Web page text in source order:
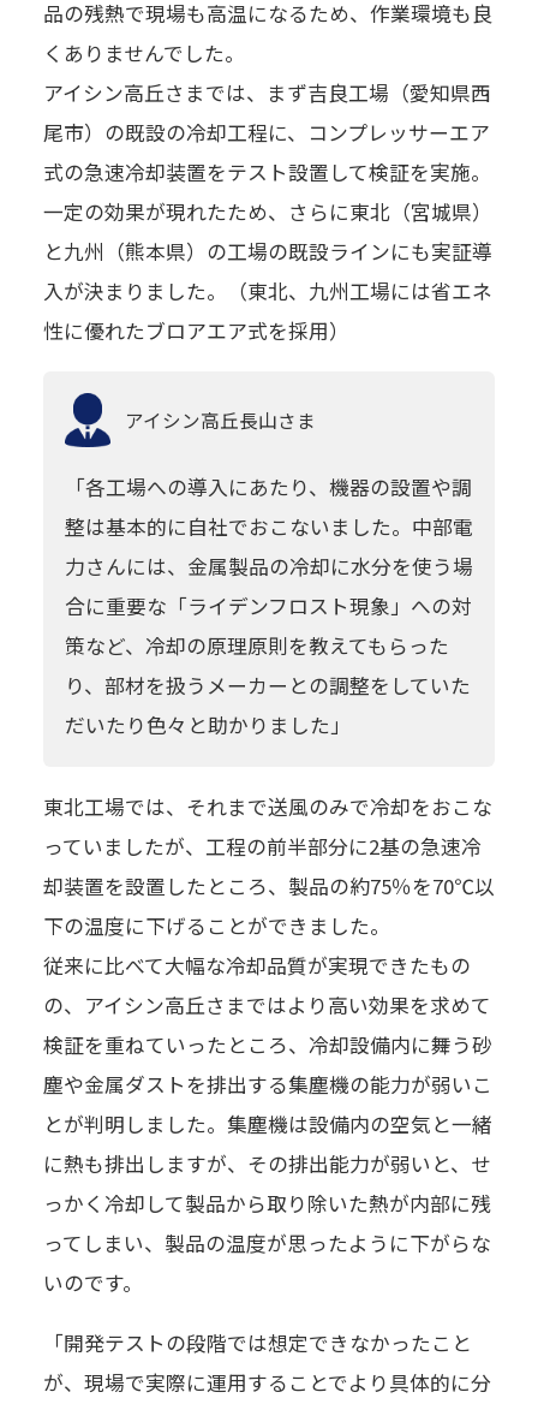
品の残熱で現場も高温になるため、作業環境も良
くありませんでした。
アイシン高丘さまでは、まず吉良工場（愛知県西
尾市）の既設の冷却工程に、コンプレッサーエア
式の急速冷却装置をテスト設置して検証を実施。
一定の効果が現れたため、さらに東北（宮城県）
と九州（熊本県）の工場の既設ラインにも実証導
入が決まりました。（東北、九州工場には省エネ
性に優れたブロアエア式を採用）
アイシン高丘長山さま
「各工場への導入にあたり、機器の設置や調
整は基本的に自社でおこないました。中部電
力さんには、金属製品の冷却に水分を使う場
合に重要な「ライデンフロスト現象」への対
策など、冷却の原理原則を教えてもらった
り、部材を扱うメーカーとの調整をしていた
だいたり色々と助かりました」
東北工場では、それまで送風のみで冷却をおこな
っていましたが、工程の前半部分に2基の急速冷
却装置を設置したところ、製品の約75％を70℃以
下の温度に下げることができました。
従来に比べて大幅な冷却品質が実現できたもの
の、アイシン高丘さまではより高い効果を求めて
検証を重ねていったところ、冷却設備内に舞う砂
塵や金属ダストを排出する集塵機の能力が弱いこ
とが判明しました。集塵機は設備内の空気と一緒
に熱も排出しますが、その排出能力が弱いと、せ
っかく冷却して製品から取り除いた熱が内部に残
ってしまい、製品の温度が思ったように下がらな
いのです。
「開発テストの段階では想定できなかったこと
が、現場で実際に運用することでより具体的に分